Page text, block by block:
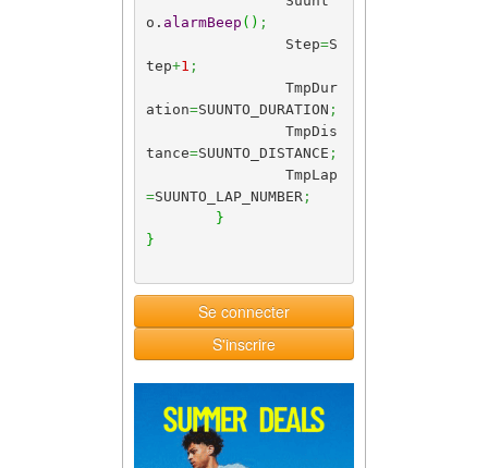
o. alarmBeep ( ) ;
		Step
=S
tep+1 ;
ation=SUUNTO_DURATION ;
tance=SUUNTO_DISTANCE ;
		TmpLap
=SUUNTO_LAP_NUMBER ;
}
}
Se connecter
S'inscrire